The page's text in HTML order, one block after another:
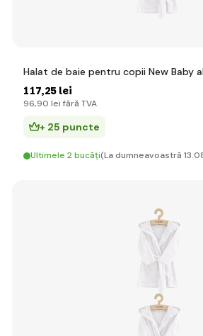
Halat de baie pentru copii New Baby
117,25 lei
96,90 lei fără TVA
+ 25 puncte
Ultimele 2 bucăți(La dumneavoastră